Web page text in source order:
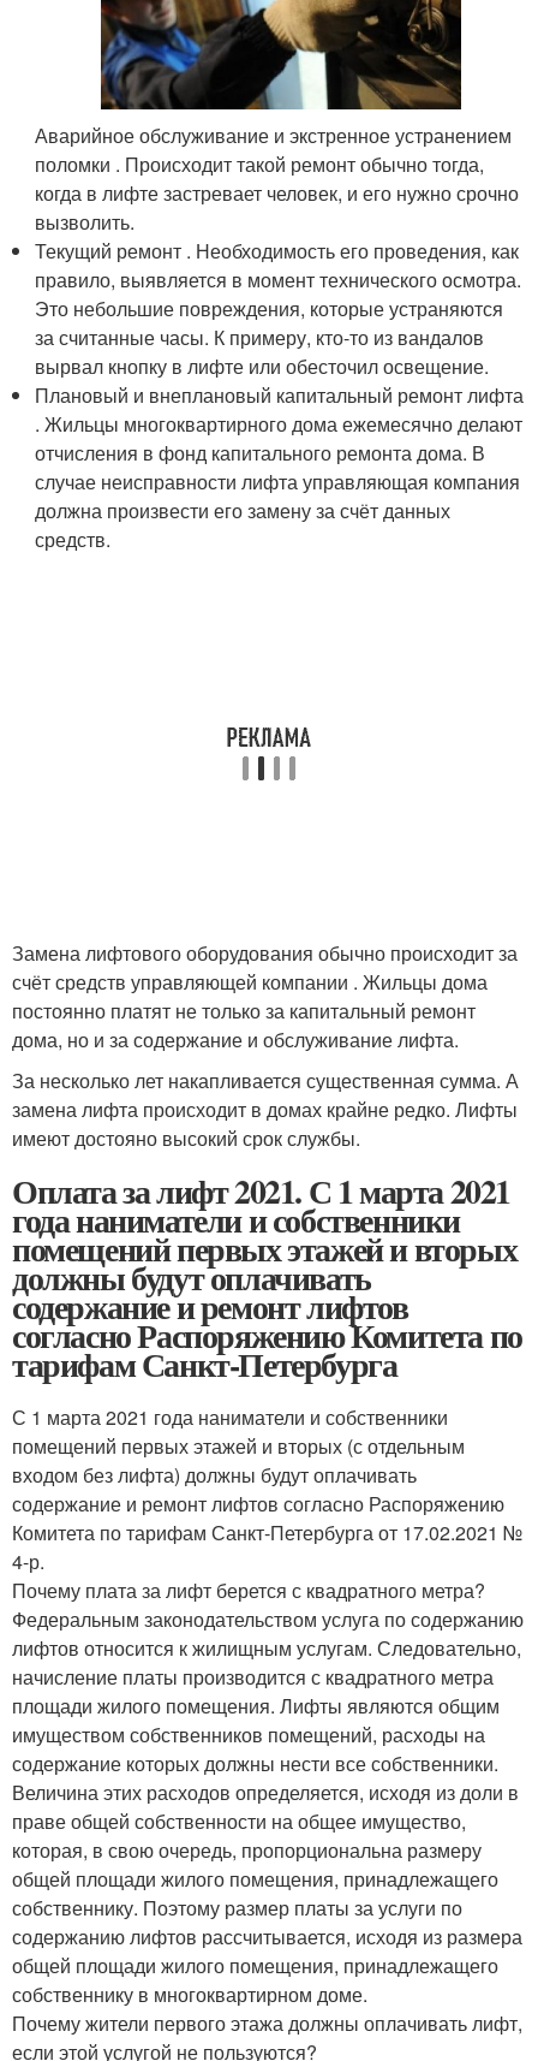
Аварийное обслуживание и экстренное устранением
поломки . Происходит такой ремонт обычно тогда,
когда в лифте застревает человек, и его нужно срочно
вызволить.
Текущий ремонт . Необходимость его проведения, как
правило, выявляется в момент технического осмотра.
Это небольшие повреждения, которые устраняются
за считанные часы. К примеру, кто-то из вандалов
вырвал кнопку в лифте или обесточил освещение.
Плановый и внеплановый капитальный ремонт лифта
. Жильцы многоквартирного дома ежемесячно делают
отчисления в фонд капитального ремонта дома. В
случае неисправности лифта управляющая компания
должна произвести его замену за счёт данных
средств.
Замена лифтового оборудования обычно происходит за
счёт средств управляющей компании . Жильцы дома
постоянно платят не только за капитальный ремонт
дома, но и за содержание и обслуживание лифта.
За несколько лет накапливается существенная сумма. А
замена лифта происходит в домах крайне редко. Лифты
имеют достояно высокий срок службы.
Оплата за лифт 2021. С 1 марта 2021
года наниматели и собственники
помещений первых этажей и вторых
должны будут оплачивать
содержание и ремонт лифтов
согласно Распоряжению Комитета по
тарифам Санкт-Петербурга
С 1 марта 2021 года наниматели и собственники
помещений первых этажей и вторых (с отдельным
входом без лифта) должны будут оплачивать
содержание и ремонт лифтов согласно Распоряжению
Комитета по тарифам Санкт‑Петербурга от 17.02.2021 №
4-р.
Почему плата за лифт берется с квадратного метра?
Федеральным законодательством услуга по содержанию
лифтов относится к жилищным услугам. Следовательно,
начисление платы производится с квадратного метра
площади жилого помещения. Лифты являются общим
имуществом собственников помещений, расходы на
содержание которых должны нести все собственники.
Величина этих расходов определяется, исходя из доли в
праве общей собственности на общее имущество,
которая, в свою очередь, пропорциональна размеру
общей площади жилого помещения, принадлежащего
собственнику. Поэтому размер платы за услуги по
содержанию лифтов рассчитывается, исходя из размера
общей площади жилого помещения, принадлежащего
собственнику в многоквартирном доме.
Почему жители первого этажа должны оплачивать лифт,
если этой услугой не пользуются?